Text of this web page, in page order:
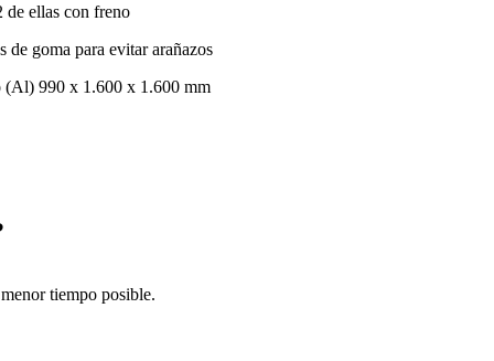
de ellas con freno
de goma para evitar arañazos
990 x 1.600 x 1.600 mm
tiempo posible.